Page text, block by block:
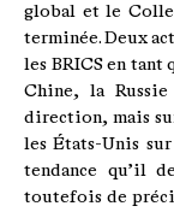
global et le
terminée. Deux
les BRICS en
Chine, la
direction, mais
les États-Unis
tendance qu’il
toutefois de